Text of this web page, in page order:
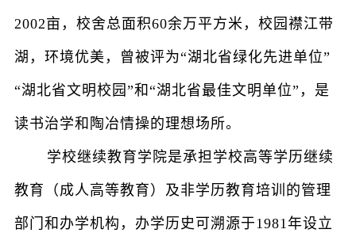
2002亩，校舍总面积60余万平方米，校园襟江带
湖，环境优美，曾被评为“湖北省绿化先进单位”
“湖北省文明校园”和“湖北省最佳文明单位”，是
读书治学和陶冶情操的理想场所。
学校继续教育学院是承担学校高等学历继续
教育（成人高等教育）及非学历教育培训的管理
部门和办学机构，办学历史可溯源于1981年设立